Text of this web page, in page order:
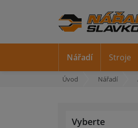
Úvod Nářadí
Vyberte
Nářadí Stroje